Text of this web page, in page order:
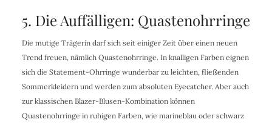
5. Die Auffälligen: Quastenohrringe
Die mutige Trägerin darf sich seit einiger Zeit über einen neuen
Trend freuen, nämlich Quastenohrringe. In knalligen Farben eignen
sich die Statement-Ohrringe wunderbar zu leichten, fließenden
Sommerkleidern und werden zum absoluten Eyecatcher. Aber auch
zur klassischen Blazer-Blusen-Kombination können
Quastenohrringe in ruhigen Farben, wie marineblau oder schwarz